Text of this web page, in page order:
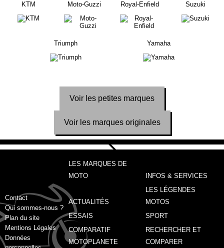
KTM Moto-Guzzi Royal-Enfield Suzuki
Triumph Yamaha
Voir les petites marques
Voir les marques originales
Contact
Qui sommes-nous ?
Plan du site
Mentions Légales
Données
LES MARQUES DE
MOTO
INFOS & SERVICES
ACTUALITÉS
LES LÉGENDES
MOTOS
ESSAIS
SPORT
COMPARATIF
MOTOPLANETE
RECHERCHER ET
COMPARER